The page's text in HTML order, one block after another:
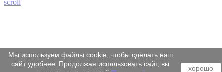
scroll
Мы используем файлы cookie, чтобы сделать наш
сайт удобнее. Продолжая использовать сайт, вы
хорошо